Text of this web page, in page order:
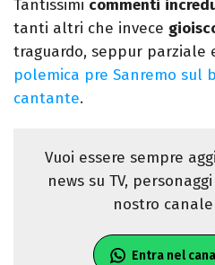
Tantissimi commenti
tanti altri che invece
traguardo, seppur parziale
polemica pre Sanremo sul
cantante.
Vuoi essere sempre
news su TV,
nostro canale
Entra nel